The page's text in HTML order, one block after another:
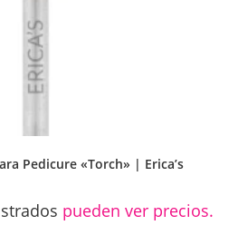
Pedicure «Torch» | Erica’s
pueden ver precios.